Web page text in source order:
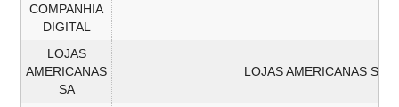
COMPANHIA
DIGITAL
LOJAS
AMERICANAS
SA
LOJAS AMERICANAS SA